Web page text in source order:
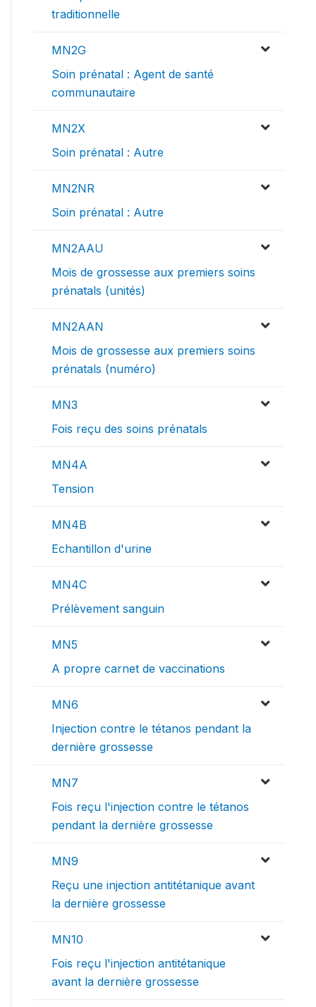
traditionnelle
MN2G
Soin prénatal : Agent de santé
communautaire
MN2X
Soin prénatal : Autre
MN2NR
Soin prénatal : Autre
MN2AAU
Mois de grossesse aux premiers soins
prénatals (unités)
MN2AAN
Mois de grossesse aux premiers soins
prénatals (numéro)
MN3
Fois reçu des soins prénatals
MN4A
Tension
MN4B
Echantillon d'urine
MN4C
Prélèvement sanguin
MN5
A propre carnet de vaccinations
MN6
Injection contre le tétanos pendant la
dernière grossesse
MN7
Fois reçu l'injection contre le tétanos
pendant la dernière grossesse
MN9
Reçu une injection antitétanique avant
la dernière grossesse
MN10
Fois reçu l'injection antitétanique
avant la dernière grossesse